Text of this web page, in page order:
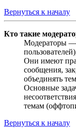
Вернуться к началу
Кто такие
Модераторы —
Они имеют
сообщения,
объединять
Основные
темам
Вернуться к началу